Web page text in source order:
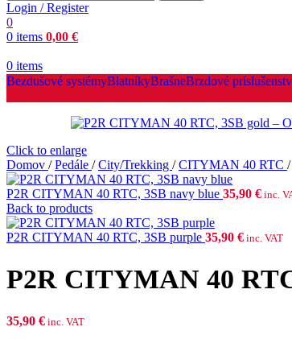
Login / Register
0
0 items 0,00 €
0 items
Bezdušové systémyBlatníkyBrašneBrzdové
Click to enlarge
Domov / Pedále / City/Trekking / CITYMAN 40 RTC /
P2R CITYMAN 40 RTC, 3SB navy blue 35,90 € inc.
Back to products
P2R CITYMAN 40 RTC, 3SB purple 35,90 € inc. VAT
P2R CITYMAN 40
35,90 € inc. VAT